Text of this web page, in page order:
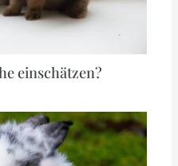
einschätzen?